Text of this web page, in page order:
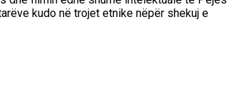
kudo në trojet etnike nëpër shekuj e